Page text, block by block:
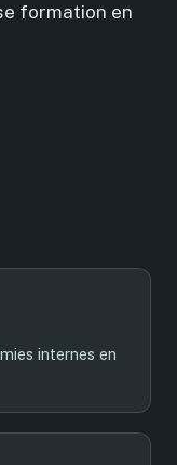
formation en
internes en